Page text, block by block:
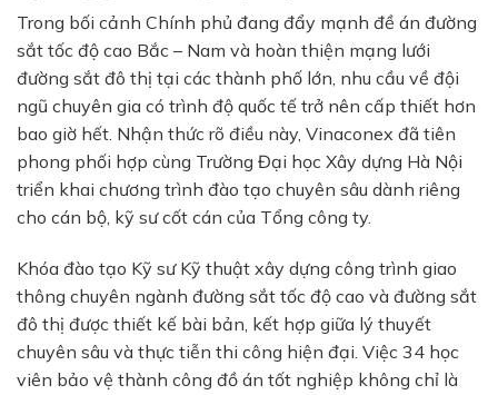
Trong bối cảnh Chính phủ đang đẩy mạnh đề án đường
sắt tốc độ cao Bắc – Nam và hoàn thiện mạng lưới
đường sắt đô thị tại các thành phố lớn, nhu cầu về đội
ngũ chuyên gia có trình độ quốc tế trở nên cấp thiết hơn
bao giờ hết. Nhận thức rõ điều này, Vinaconex đã tiên
phong phối hợp cùng Trường Đại học Xây dựng Hà Nội
triển khai chương trình đào tạo chuyên sâu dành riêng
cho cán bộ, kỹ sư cốt cán của Tổng công ty.
Khóa đào tạo Kỹ sư Kỹ thuật xây dựng công trình giao
thông chuyên ngành đường sắt tốc độ cao và đường sắt
đô thị được thiết kế bài bản, kết hợp giữa lý thuyết
chuyên sâu và thực tiễn thi công hiện đại. Việc 34 học
viên bảo vệ thành công đồ án tốt nghiệp không chỉ là